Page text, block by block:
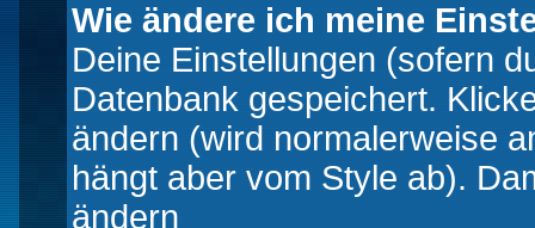
Wie ändere ich meine
Deine Einstellungen (sofern
Datenbank gespeichert.
ändern (wird normalerweise
hängt aber vom Style ab).
ändern